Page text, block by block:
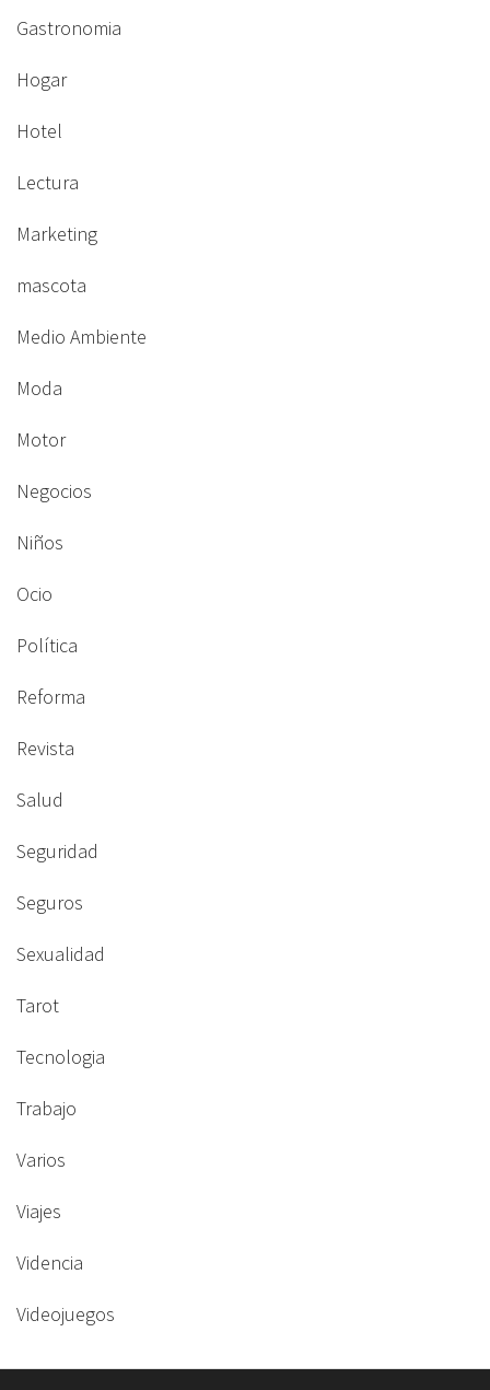
Gastronomia
Hogar
Hotel
Lectura
Marketing
mascota
Medio Ambiente
Moda
Motor
Negocios
Niños
Ocio
Política
Reforma
Revista
Salud
Seguridad
Seguros
Sexualidad
Tarot
Tecnologia
Trabajo
Varios
Viajes
Videncia
Videojuegos